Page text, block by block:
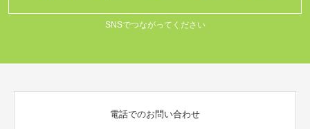
SNSでつながってください
電話でのお問い合わせ